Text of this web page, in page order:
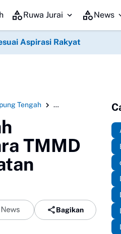
Tahun 2026 di Gedung
Ruwa Jurai News
Aspirasi Rakyat
Tengah Lampung Timur
TMMD
Bagikan